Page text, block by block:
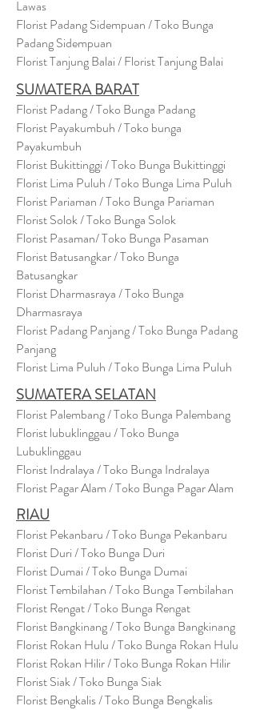
Lawas
Florist Padang Sidempuan / Toko Bunga
Padang Sidempuan
Florist Tanjung Balai / Florist Tanjung Balai
SUMATERA BARAT
Florist Padang / Toko Bunga Padang
Florist Payakumbuh / Toko bunga
Payakumbuh
Florist Bukittinggi / Toko Bunga Bukittinggi
Florist Lima Puluh / Toko Bunga Lima Puluh
Florist Pariaman / Toko Bunga Pariaman
Florist Solok / Toko Bunga Solok
Florist Pasaman/ Toko Bunga Pasaman
Florist Batusangkar / Toko Bunga
Batusangkar
Florist Dharmasraya / Toko Bunga
Dharmasraya
Florist Padang Panjang / Toko Bunga Padang
Panjang
Florist Lima Puluh / Toko Bunga Lima Puluh
SUMATERA SELATAN
Florist Palembang / Toko Bunga Palembang
Florist lubuklinggau / Toko Bunga
Lubuklinggau
Florist Indralaya / Toko Bunga Indralaya
Florist Pagar Alam / Toko Bunga Pagar Alam
RIAU
Florist Pekanbaru / Toko Bunga Pekanbaru
Florist Duri / Toko Bunga Duri
Florist Dumai / Toko Bunga Dumai
Florist Tembilahan / Toko Bunga Tembilahan
Florist Rengat / Toko Bunga Rengat
Florist Bangkinang / Toko Bunga Bangkinang
Florist Rokan Hulu / Toko Bunga Rokan Hulu
Florist Rokan Hilir / Toko Bunga Rokan Hilir
Florist Siak / Toko Bunga Siak
Florist Bengkalis / Toko Bunga Bengkalis